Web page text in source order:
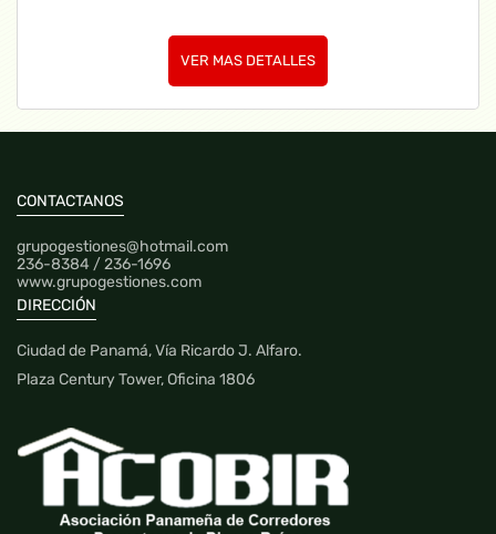
VER MAS DETALLES
CONTACTANOS
grupogestiones@hotmail.com
236-8384 / 236-1696
www.grupogestiones.com
DIRECCIÓN
Ciudad de Panamá, Vía Ricardo J. Alfaro.
Plaza Century Tower, Oficina 1806